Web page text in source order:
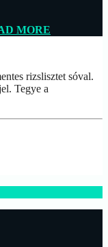
MORE
rizslisztet sóval.
Tegye a